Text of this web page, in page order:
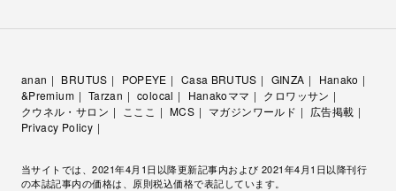
anan BRUTUS POPEYE Casa BRUTUS GINZA
Hanako
&Premium
Tarzan colocal Hanakoママ
クロワッサン
クウネル・サロン
こここ MCS マガジンワールド
広告掲載
Privacy Policy
当サイトでは、2021年4月1日以降更新記事内および 2021年4月1日以降刊行
の本誌記事内の価格は、原則税込価格で表記しています。